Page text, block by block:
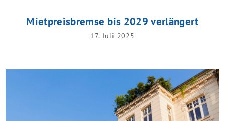
Mietpreisbremse bis 2029 verlängert
17. Juli 2025